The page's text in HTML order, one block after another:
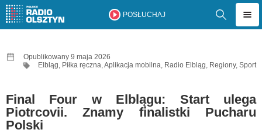
POSŁUCHAJ
Opublikowany 9 maja 2026
Elbląg, Piłka ręczna,Aplikacja mobilna, Radio Elbląg, Regiony, Sport
Final Four w Elblągu: Start ulega
Piotrcovii. Znamy finalistki Pucharu
Polski